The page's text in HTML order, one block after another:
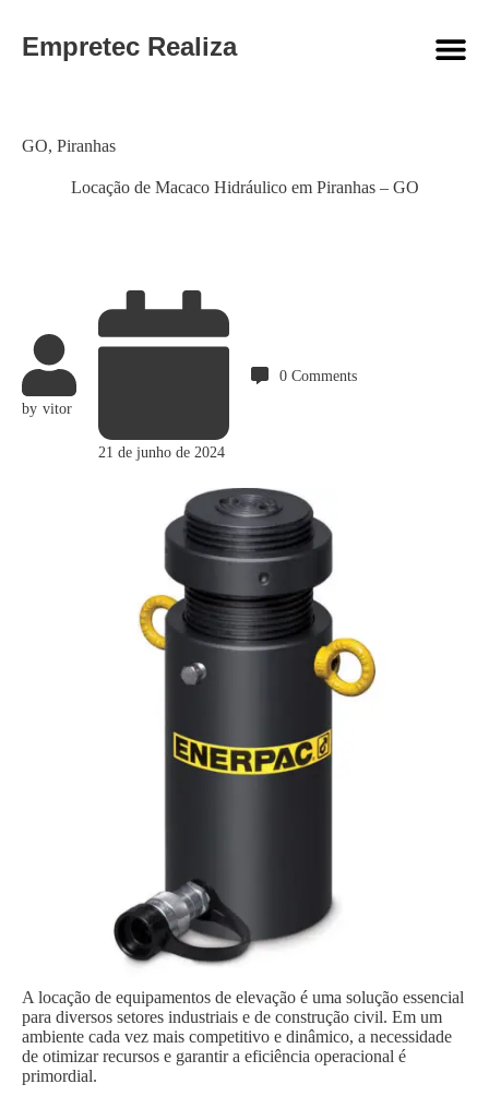
Empretec Realiza
Locação de Macaco Hidráulico em Piranhas – GO
Category
GO, Piranhas
by vitor
21 de junho de 2024
0 Comments
A locação de equipamentos de elevação é uma solução essencial
para diversos setores industriais e de construção civil. Em um
ambiente cada vez mais competitivo e dinâmico, a necessidade
de otimizar recursos e garantir a eficiência operacional é
primordial.